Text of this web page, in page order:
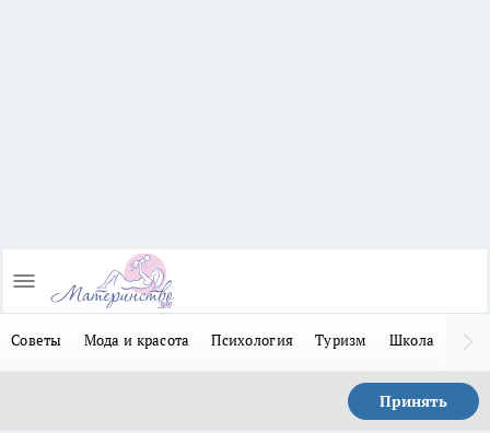
Советы Мода и красота Психология Туризм Школа
Принять